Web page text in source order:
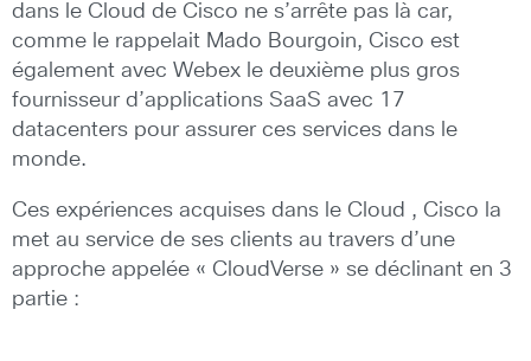
dans le Cloud de Cisco ne s’arrête pas là car,
comme le rappelait Mado Bourgoin, Cisco est
également avec Webex le deuxième plus gros
fournisseur d’applications SaaS avec 17
datacenters pour assurer ces services dans le
monde.
Ces expériences acquises dans le Cloud , Cisco la
met au service de ses clients au travers d’une
approche appelée « CloudVerse » se déclinant en 3
partie :